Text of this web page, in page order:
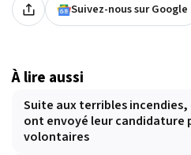
Suivez-nous sur Google
À lire aussi
Suite aux terribles incendies,
ont envoyé leur candidature
volontaires